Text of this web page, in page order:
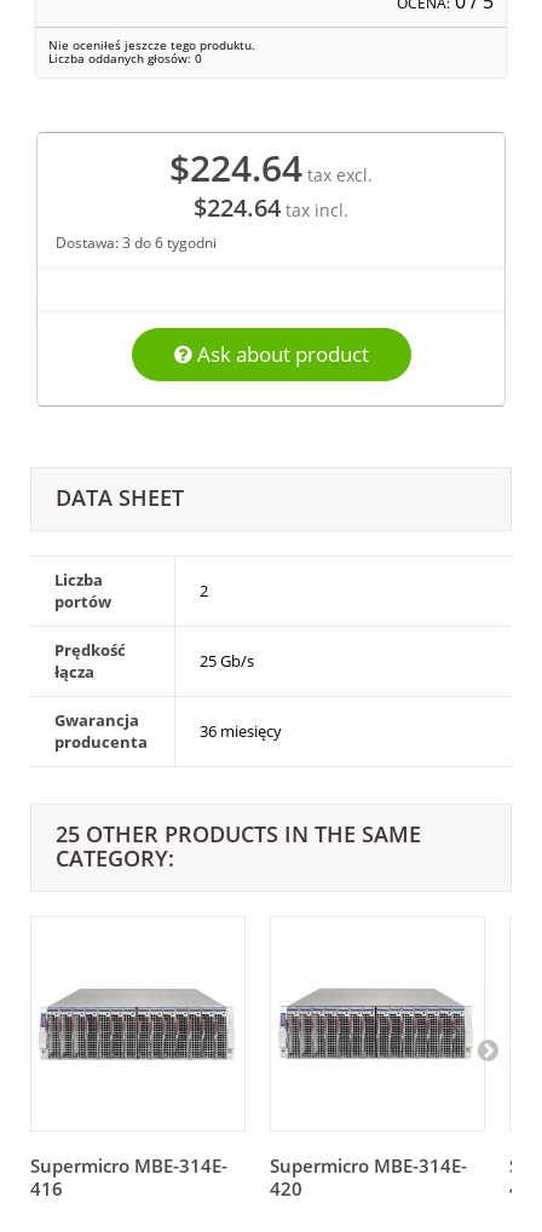
Nie oceniłeś jeszcze tego produktu.
Liczba oddanych głosów: 0
$224.64 tax excl.
$224.64 tax incl.
Dostawa: 3 do 6 tygodni
Ask about product
DATA SHEET
Liczba
portów
2
Prędkość
łącza
25 Gb/s
Gwarancja
producenta
36 miesięcy
25 OTHER PRODUCTS IN THE SAME
CATEGORY:
Supermicro MBE-314E-
416
Supermicro MBE-314E-
420
420